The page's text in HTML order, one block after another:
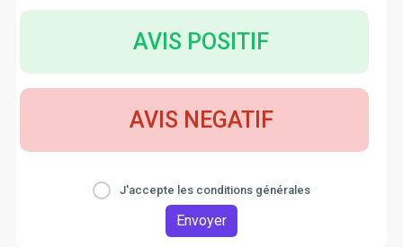
AVIS POSITIF
AVIS NEGATIF
J'accepte les conditions générales
Envoyer